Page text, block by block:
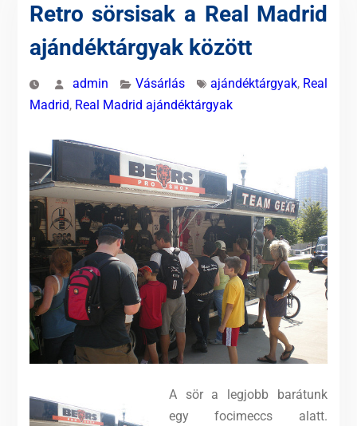
Retro sörsisak a Real Madrid
ajándéktárgyak között
admin Vásárlás ajándéktárgyak, Real
Madrid, Real Madrid ajándéktárgyak
A sör a legjobb barátunk
egy focimeccs alatt.